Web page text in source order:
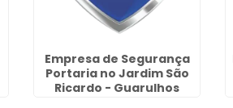
Empresa de Segurança
Portaria no Jardim São
Ricardo - Guarulhos